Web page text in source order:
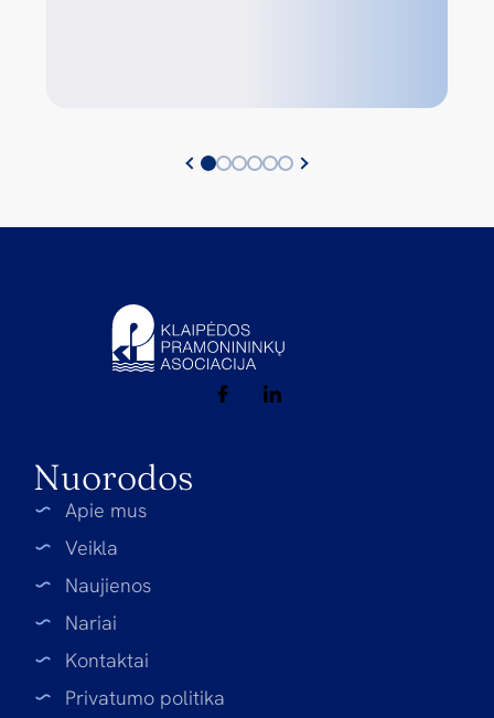
Nuorodos
Apie mus
Veikla
Naujienos
Nariai
Kontaktai
Privatumo politika